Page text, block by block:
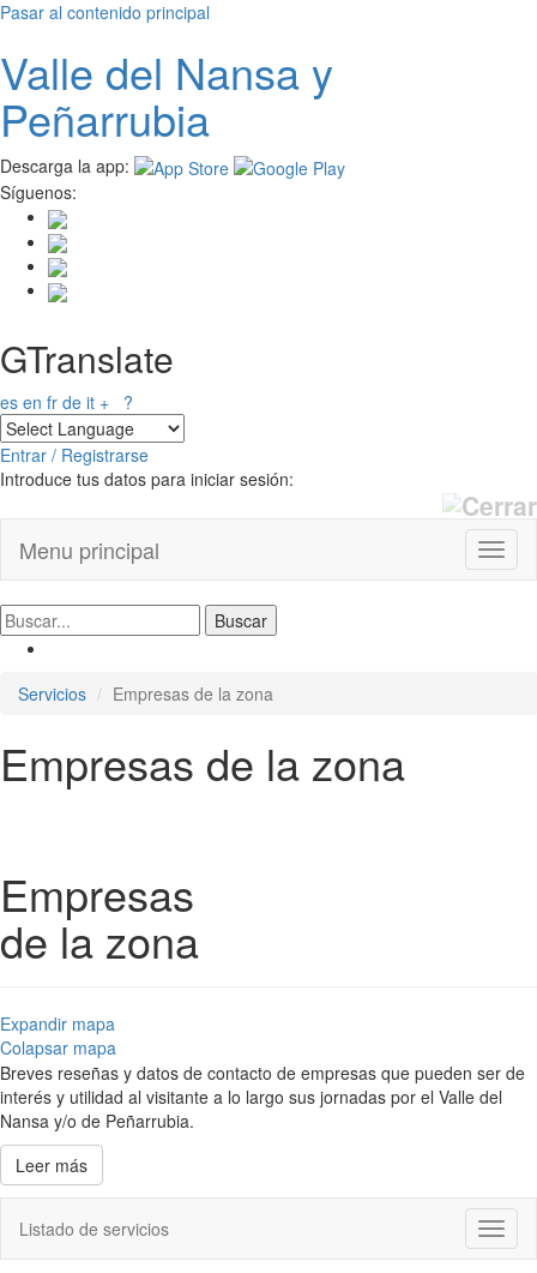
Pasar al contenido principal
Valle del Nansay
Peñarrubia
Descarga la app:
Síguenos:
GTranslate
es en fr de it + ?
Entrar / Registrarse
Introduce tus datos para iniciar sesión:
Menu principal
Servicios Empresas de la zona
Empresas de la zona
Empresas
de la zona
Expandir mapa
Colapsar mapa
Breves reseñas y datos de contacto de empresas que pueden ser de
interés y utilidad al visitante a lo largo sus jornadas por el Valle del
Nansa y/o de Peñarrubia.
Leer más
Listado de servicios